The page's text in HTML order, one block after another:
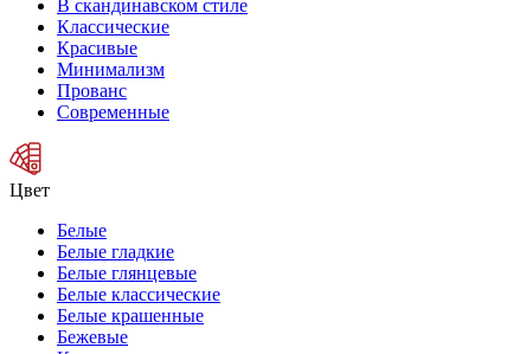
В скандинавском стиле
Классические
Красивые
Минимализм
Прованс
Современные
Цвет
Белые
Белые гладкие
Белые глянцевые
Белые классические
Белые крашенные
Бежевые